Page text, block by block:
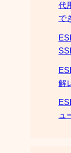
代
で
解
ュ